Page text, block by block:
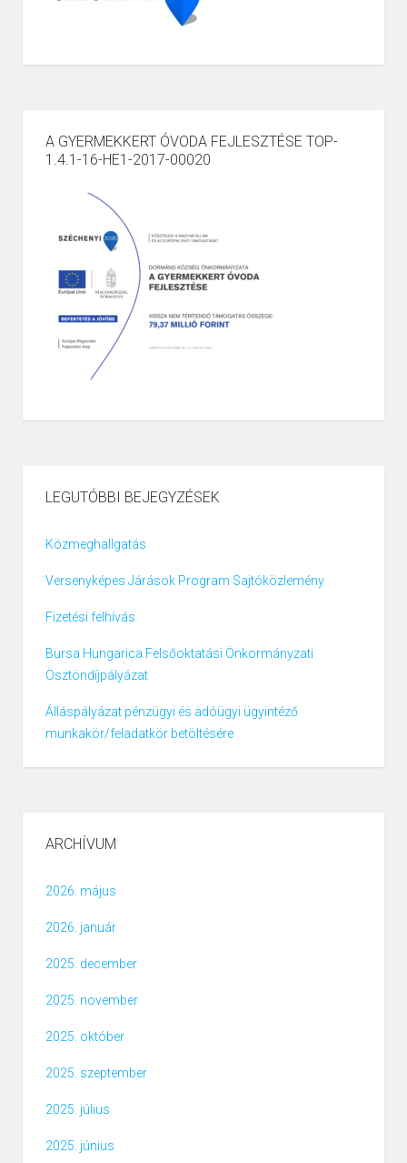
A GYERMEKKERT ÓVODA FEJLESZTÉSE TOP-
1.4.1-16-HE1-2017-00020
LEGUTÓBBI BEJEGYZÉSEK
Közmeghallgatás
Versenyképes Járások Program Sajtóközlemény
Fizetési felhívás
Bursa Hungarica Felsőoktatási Önkormányzati
Ösztöndíjpályázat
Álláspályázat pénzügyi és adóügyi ügyintéző
munkakör/feladatkör betöltésére
ARCHÍVUM
2026. május
2026. január
2025. december
2025. november
2025. október
2025. szeptember
2025. július
2025. június